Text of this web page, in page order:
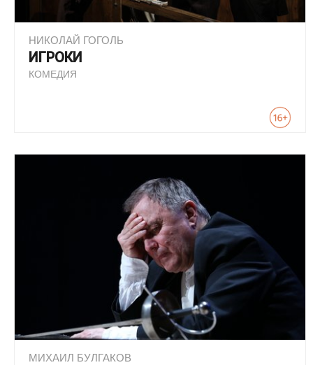
НИКОЛАЙ ГОГОЛЬ
ИГРОКИ
КОМЕДИЯ
МИХАИЛ БУЛГАКОВ